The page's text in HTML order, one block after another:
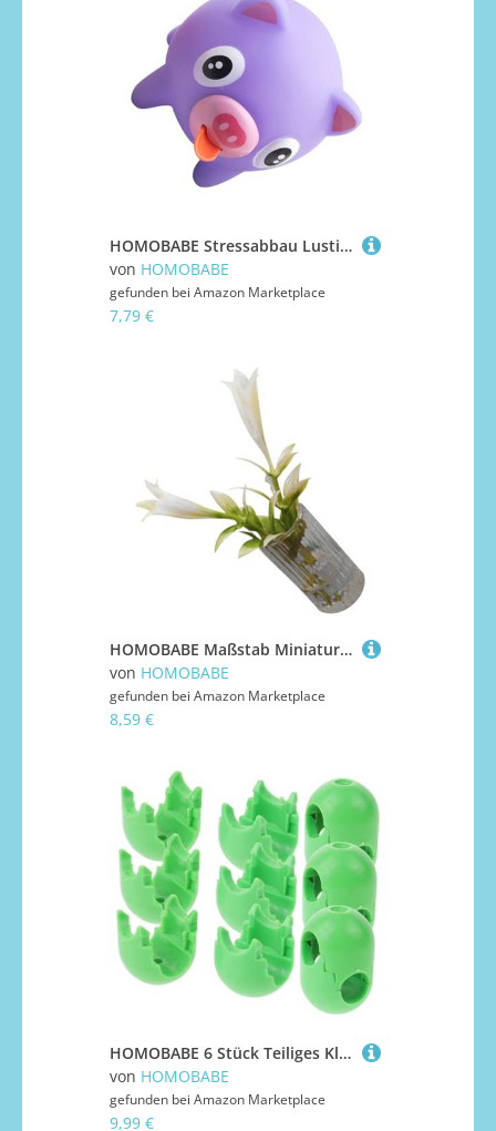
HOMOBABE Stressabbau Lustige PVC Tierfigur Schwein mit Squeeze Toy Angstlöser für Spiel und Entspannung
von HOMOBABE
gefunden bei Amazon Marketplace
7,79 €
HOMOBABE Maßstab Miniaturhaus Dekoration Künstliche Blume für Puppenhaus Landschaft Adornment Realistisch und Wartungsfrei für DIY und
von HOMOBABE
gefunden bei Amazon Marketplace
8,59 €
HOMOBABE 6 Stück Teiliges Kletternetz Verbinder aus Kunststoff Sicherer Outdoor Kletternetz Zubehör für Klettergerüst Bunte Kreuzverbindung für Spielplatz Erweiterung Robust und Einfach zu
von HOMOBABE
gefunden bei Amazon Marketplace
9,99 €